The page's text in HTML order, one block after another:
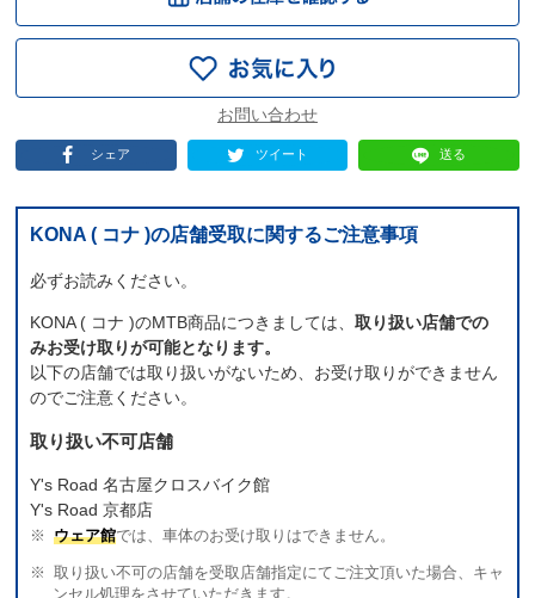
シェア ツイート 送る
KONA ( コナ )の店舗受取に関するご注意事項
必ずお読みください。
KONA ( コナ )のMTB商品につきましては、取り扱い店舗での
みお受け取りが可能となります。
以下の店舗では取り扱いがないため、お受け取りができません
のでご注意ください。
取り扱い不可店舗
Y's Road 名古屋クロスバイク館
Y's Road 京都店
ウェア館では、車体のお受け取りはできません。
取り扱い不可の店舗を受取店舗指定にてご注文頂いた場合、キャ
ンセル処理をさせていただきます。